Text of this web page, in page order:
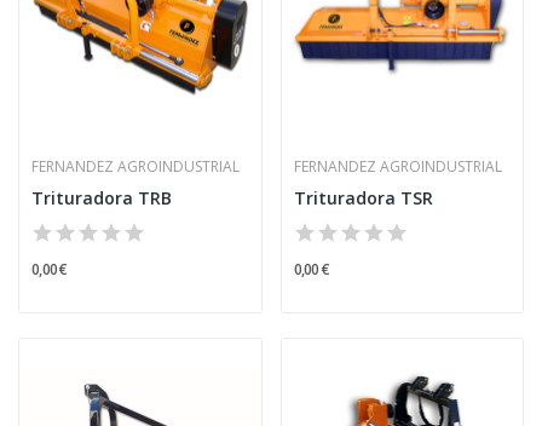
FERNANDEZ AGROINDUSTRIAL
Trituradora TRB
0,00 €
FERNANDEZ AGROINDUSTRIAL
Trituradora TSR
0,00 €